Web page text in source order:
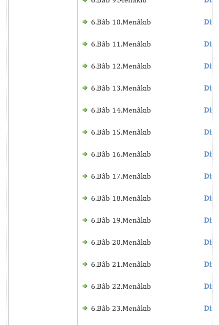
6.Bâb 10.Menâkıb
6.Bâb 11.Menâkıb
6.Bâb 12.Menâkıb
6.Bâb 13.Menâkıb
6.Bâb 14.Menâkıb
6.Bâb 15.Menâkıb
6.Bâb 16.Menâkıb
6.Bâb 17.Menâkıb
6.Bâb 18.Menâkıb
6.Bâb 19.Menâkıb
6.Bâb 20.Menâkıb
6.Bâb 21.Menâkıb
6.Bâb 22.Menâkıb
6.Bâb 23.Menâkıb